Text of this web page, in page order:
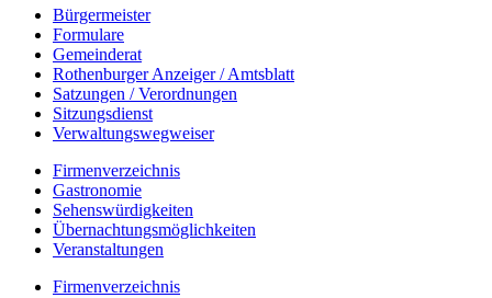
Bürgermeister
Formulare
Gemeinderat
Rothenburger Anzeiger / Amtsblatt
Satzungen / Verordnungen
Sitzungsdienst
Verwaltungswegweiser
Firmenverzeichnis
Gastronomie
Sehenswürdigkeiten
Übernachtungsmöglichkeiten
Veranstaltungen
Firmenverzeichnis